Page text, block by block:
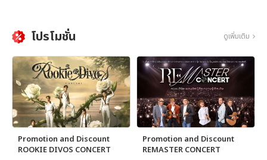
โปรโมชั่น ดูเพิ่มเติม
Promotion and Discount
ROOKIE DIVOS CONCERT
Promotion and Discount
REMASTER CONCERT